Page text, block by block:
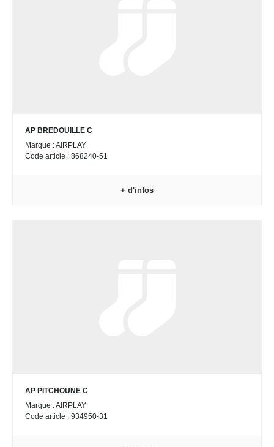
AP BREDOUILLE C
Marque : AIRPLAY
Code article : 868240-51
+ d'infos
AP PITCHOUNE C
Marque : AIRPLAY
Code article : 934950-31